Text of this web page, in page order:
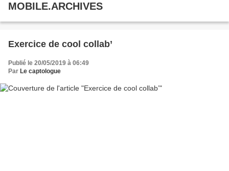
MOBILE.ARCHIVES
Exercice de cool collab’
Publié le 20/05/2019 à 06:49
Par Le captologue